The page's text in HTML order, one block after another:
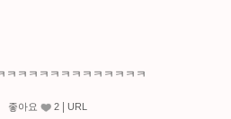
ㅋㅋㅋㅋㅋㅋㅋㅋㅋㅋㅋㅋㅋ
좋아요 2 URL